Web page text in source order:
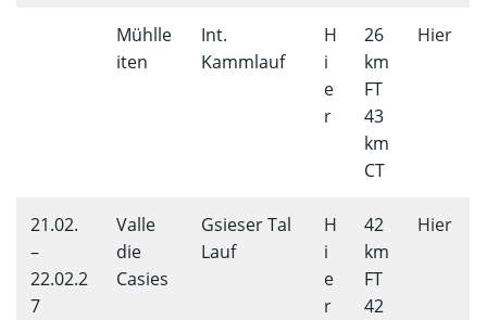
Mühlle
iten
Int.
Kammlauf
H
i
e
r
26
km
FT
43
km
CT
Hier
21.02.
–
22.02.2
7
Valle
die
Casies
Gsieser Tal
Lauf
H
i
e
r
42
km
FT
42
Hier